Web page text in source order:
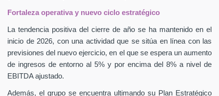
Fortaleza operativa y nuevo ciclo estratégico
La tendencia positiva del cierre de año se ha mantenido en el
inicio de 2026, con una actividad que se sitúa en línea con las
previsiones del nuevo ejercicio, en el que se espera un aumento
de ingresos de entorno al 5% y por encima del 8% a nivel de
EBITDA ajustado.
Además, el grupo se encuentra ultimando su Plan Estratégico